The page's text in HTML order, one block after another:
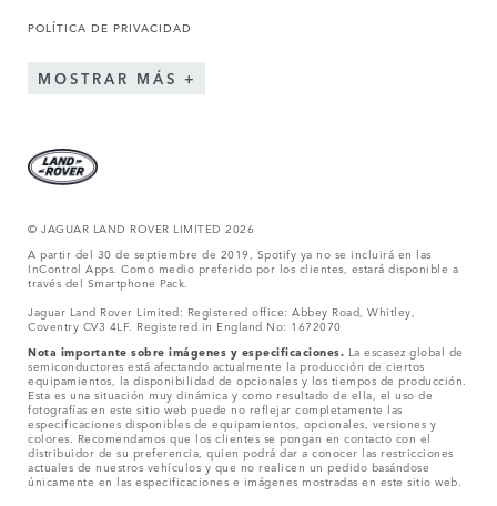
POLÍTICA DE PRIVACIDAD
MOSTRAR MÁS
© JAGUAR LAND ROVER LIMITED 2026
A partir del 30 de septiembre de 2019, Spotify ya no se incluirá en las
InControl Apps. Como medio preferido por los clientes, estará disponible a
través del Smartphone Pack.
Jaguar Land Rover Limited: Registered office: Abbey Road, Whitley,
Coventry CV3 4LF. Registered in England No: 1672070
Nota importante sobre imágenes y especificaciones. La escasez global de
semiconductores está afectando actualmente la producción de ciertos
equipamientos, la disponibilidad de opcionales y los tiempos de producción.
Esta es una situación muy dinámica y como resultado de ella, el uso de
fotografías en este sitio web puede no reflejar completamente las
especificaciones disponibles de equipamientos, opcionales, versiones y
colores. Recomendamos que los clientes se pongan en contacto con el
distribuidor de su preferencia, quien podrá dar a conocer las restricciones
actuales de nuestros vehículos y que no realicen un pedido basándose
únicamente en las especificaciones e imágenes mostradas en este sitio web.